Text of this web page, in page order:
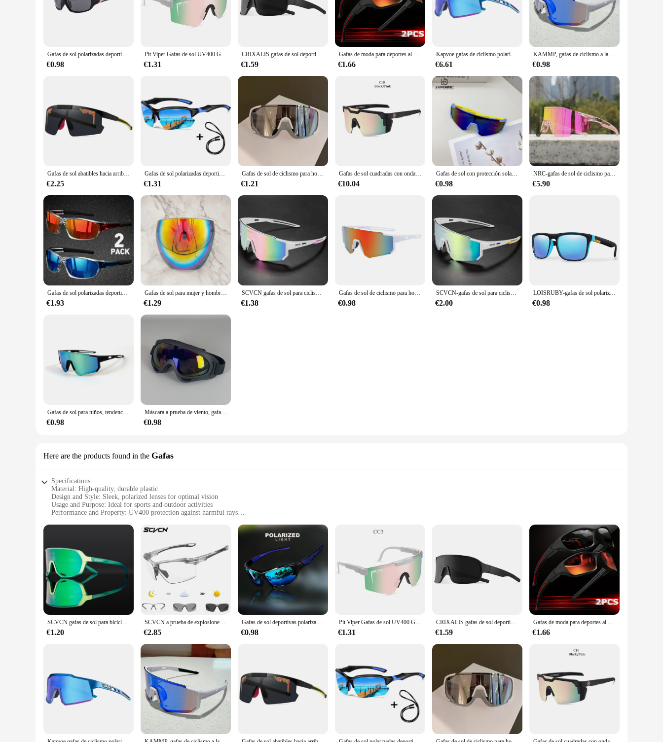
Gafas de sol polarizadas deportivas de moda para hombre y mujer, gafas de sol para pescar, senderismo, correr, ciclismo, montañismo, deporte, gafas de sol UV400
€0.98
Pit Viper Gafas de sol UV400 Gafas de sol Hombres Mujeres Adultos Gafas al aire libre Gafas deportivas Mtb Shades sin caja
€1.31
CRIXALIS gafas de sol deportivas al aire libre para hombres y mujeres moda senderismo ciclismo gafas de sol gafas masculinas Shdes espejo antideslumbrante UV400
€1.59
Gafas de moda para deportes al aire libre para hombre y mujer, lentes polarizadas con diseño envolvente de fantasía avanzada, para ciclismo, pesca, senderismo y Golf, 2 piezas
€1.66
Kapvoe gafas de ciclismo polarizadas MTB gafas de bicicleta de carretera protección UV400 gafas de sol ultraligeras equipo de gafas deportivas
€6.61
KAMMP, gafas de ciclismo a la moda, decoración de gran tamaño, gafas de sol deportivas anti UV para mujer, gafas de sol de diseño de marca para exteriores para hombre para senderismo
€0.98
Gafas de sol abatibles hacia arriba para deportes al aire libre Pit Viper, gafas de sol para ciclismo para hombre y mujer, gafas de sol UV400, gafas de sol para mujer, gafas de béisbol
€2.25
Gafas de sol polarizadas deportivas de moda para hombres y mujeres ciclismo correr pesca gafas de sol ligeras al aire libre
€1.31
Gafas de sol de ciclismo para hombre y mujer, lentes deportivas para bicicleta de montaña y carretera, novedad
€1.21
Gafas de sol cuadradas con ondas de calor para hombre y mujer, lentes de sol de marca de lujo, de alta calidad, UV400
€10.04
Gafas de sol con protección solar UV para niños, versión coreana de gafas de moda para deportes al aire libre
€0.98
NRC-gafas de sol de ciclismo para hombre y mujer, lentes deportivas para bicicleta de montaña, pesca, senderismo, UV400 TR90
€5.90
Gafas de sol polarizadas deportivas para hombre, lentes de sol ligeras con visión nocturna, adecuadas para ciclismo, conducción y pesca, 2 pares
€1.93
Gafas de sol para mujer y hombre, gafas protectoras con protección facial, lentes esféricas cubiertas de cara completa, gafas de sol de seguridad antiespionaje para hombre
€1.29
SCVCN gafas de sol para ciclismo al aire libre para hombre y mujer, lentes deportivas para bicicleta de montaña, escalada, pesca, UV400
€1.38
Gafas de sol de ciclismo para hombre y mujer, lentes polarizadas con protección UV, a prueba de viento, para bicicleta de carretera
€0.98
SCVCN-gafas de sol para ciclismo al aire libre para hombre y mujer, lentes deportivas para bicicleta de montaña, escalada, pesca, UV400
€2.00
LOISRUBY-gafas de sol polarizadas para ciclismo para hombre, lentes de sol de marca que cambian de Color para conducir en coche, bicicleta, motocicleta, marco cuadrado, Festival Hinking
€0.98
Gafas de sol para niños, tendencia de moda para niños, gafas de sol para ciclismo al aire libre, protección UV para niñas, lentes coloridas, gafas deportivas para niños
€0.98
Máscara a prueba de viento, gafas HD para motocicleta, deportes al aire libre, equitación, Motocross, protección UV, gafas de sol de verano
€0.98
Here are the products found in the Gafas
Specifications:
Material: High-quality, durable plastic
Design and Style: Sleek, polarized lenses for optimal vision
Usage and Purpose: Ideal for sports and outdoor activities
Performance and Property: UV400 protection against harmful rays
Shape or Size or Weight or Quantity: Lightweight and comfortable fit for all-day wear
**Optimal Vision for Active Lifestyles**
The gafas deportivas polarizadas are designed to enhance your visual experience during sports and outdoor activities. The polarized lenses reduce glare, allowing you to focus on the task at hand.
Whether you're cycling, running, or enjoying a day at the beach, these sunglasses provide clear, unobstructed vision in various lighting conditions. The UV400 protection ensures your eyes are shielded
from harmful UVA and UVB rays, making them a reliable choice for eye safety.
**Versatile and Convenient**
These gafas deportivas polarizadas are not just about performance; they are also about convenience. The lightweight design ensures they won't weigh you down during your workouts or adventures.
The stylish case included in the package provides a safe and organized storage solution, making it easy to transport your sunglasses wherever you go. Whether you're a professional athlete or an
outdoor enthusiast, these sunglasses are an essential accessory for anyone who values both style and functionality.
**For Vendors and Suppliers**
availability ensures that you can purchase these sunglasses in bulk, making them an attractive option for retailers. The sets available for sale provide a convenient way to stock up on multiple pairs,
catering to a wide range of preferences and needs. Whether you're looking to enhance your retail offering or to supply eyewear to a team, these gafas deportivas polarizadas are a smart choice.
SCVCN gafas de sol para bicicleta de montaña, lentes protectoras UV400 para deportes al aire libre, senderismo, hombre y mujer
€1.20
SCVCN a prueba de explosiones caza CS juego de guerra gafas al aire libre Airsoft gafas de tiro polarizadas hombres gafas tácticas a prueba de golpes
€2.85
Gafas de sol deportivas polarizadas con protección UV para hombre y mujer, lentes personalizadas con montura redonda de Metal, UV400
€0.98
Pit Viper Gafas de sol UV400 Gafas de sol Hombres Mujeres Adultos Gafas al aire libre Gafas deportivas Mtb Shades sin caja
€1.31
CRIXALIS gafas de sol deportivas al aire libre para hombres y mujeres moda senderismo ciclismo gafas de sol gafas masculinas Shdes espejo antideslumbrante UV400
€1.59
Gafas de moda para deportes al aire libre para hombre y mujer, lentes polarizadas con diseño envolvente de fantasía avanzada, para ciclismo, pesca, senderismo y Golf, 2 piezas
€1.66